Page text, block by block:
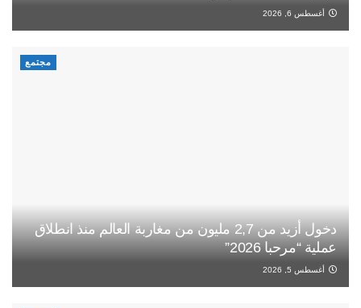
أغسطس 6, 2026
مجتمع
دخول أزيد من 2,7 مليون من مغاربة العالم منذ انطلاق
عملية “مرحبا 2026”
أغسطس 5, 2026